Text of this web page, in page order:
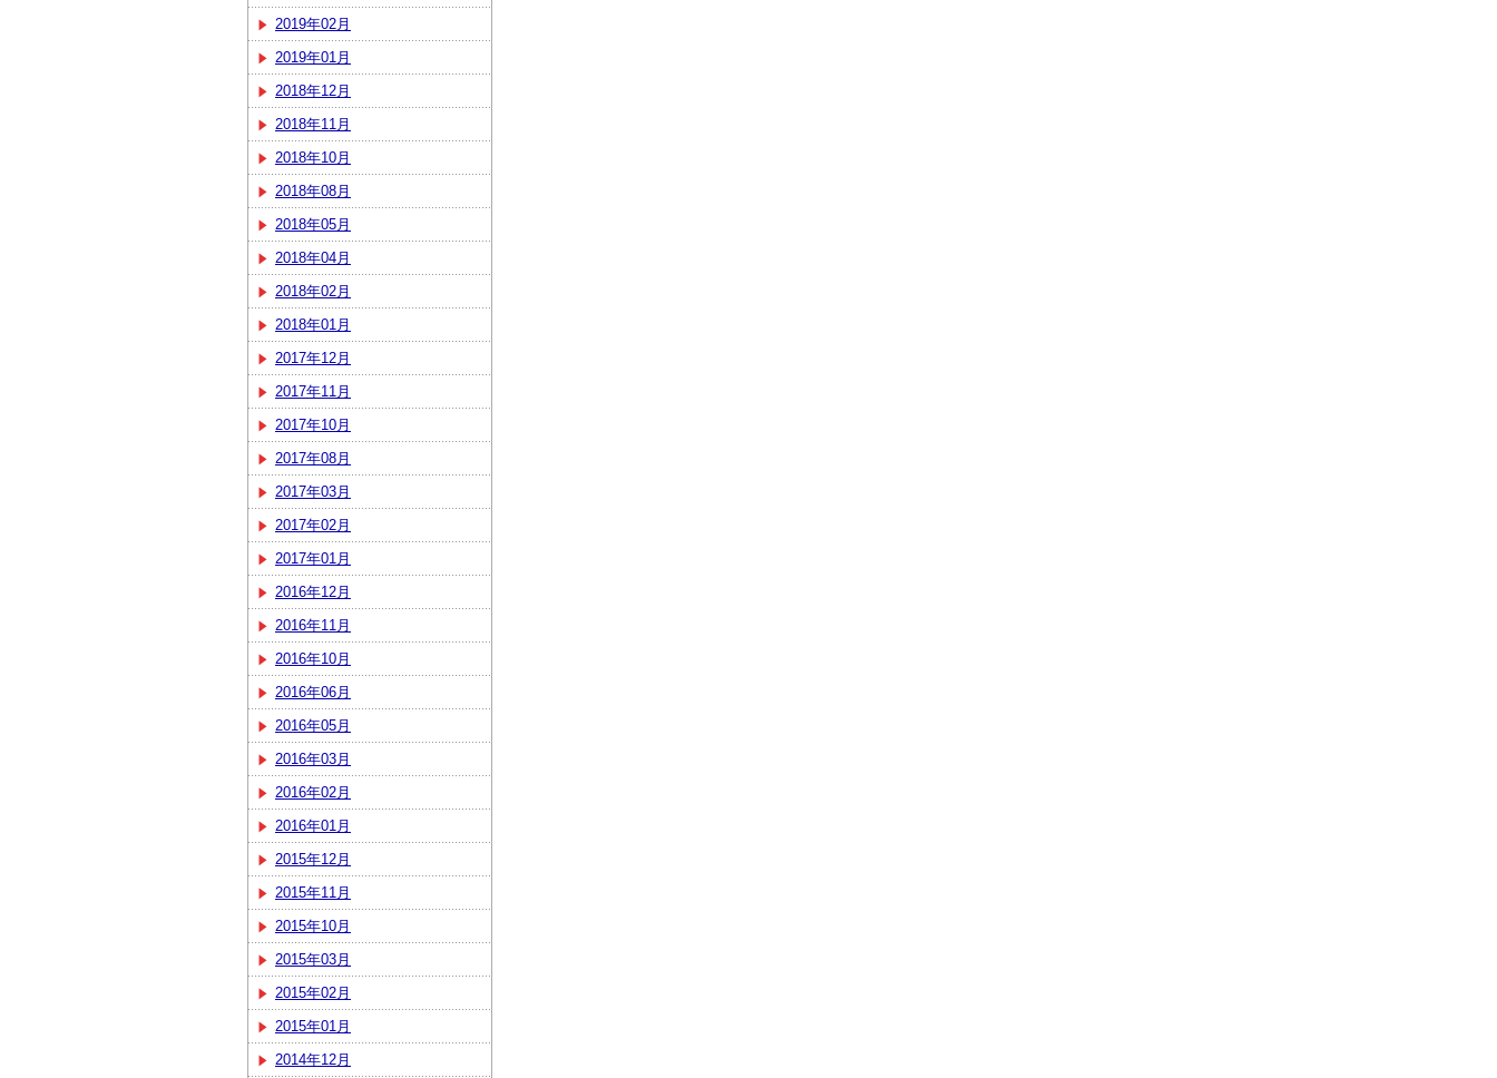
2019年02月
2019年01月
2018年12月
2018年11月
2018年10月
2018年08月
2018年05月
2018年04月
2018年02月
2018年01月
2017年12月
2017年11月
2017年10月
2017年08月
2017年03月
2017年02月
2017年01月
2016年12月
2016年11月
2016年10月
2016年06月
2016年05月
2016年03月
2016年02月
2016年01月
2015年12月
2015年11月
2015年10月
2015年03月
2015年02月
2015年01月
2014年12月